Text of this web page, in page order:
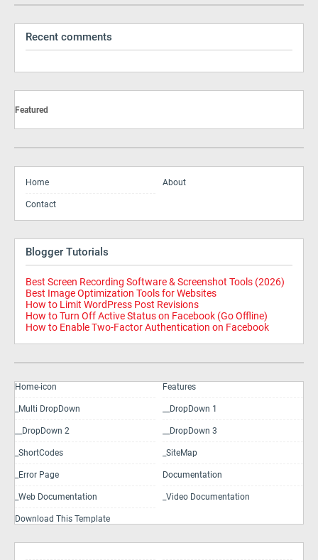
Recent comments
Featured
Home About
Contact
Blogger Tutorials
Best Screen Recording Software & Screenshot Tools (2026)
Best Image Optimization Tools for Websites
How to Limit WordPress Post Revisions
How to Turn Off Active Status on Facebook (Go Offline)
How to Enable Two-Factor Authentication on Facebook
Home-icon Features
_Multi DropDown __DropDown 1
__DropDown 2 __DropDown 3
_ShortCodes _SiteMap
_Error Page Documentation
_Web Documentation _Video Documentation
Download This Template